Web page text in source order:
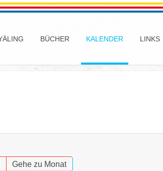
BÜCHER KALENDER LINKS
Gehe zu Monat